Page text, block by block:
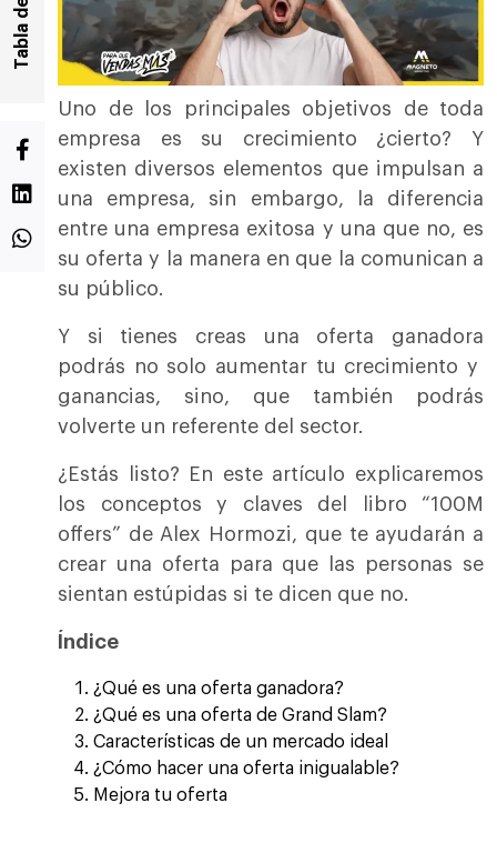
Uno de los principales objetivos de toda
empresa es su crecimiento ¿cierto? Y
existen diversos elementos que impulsan a
una empresa, sin embargo, la diferencia
entre una empresa exitosa y una que no, es
su oferta y la manera en que la comunican a
su público.
Y si tienes creas una oferta ganadora
podrás no solo aumentar tu crecimiento y
ganancias, sino, que también podrás
volverte un referente del sector.
¿Estás listo? En este artículo explicaremos
los conceptos y claves del libro “100M
offers” de Alex Hormozi, que te ayudarán a
crear una oferta para que las personas se
sientan estúpidas si te dicen que no.
Índice
¿Qué es una oferta ganadora?
¿Qué es una oferta de Grand Slam?
Características de un mercado ideal
¿Cómo hacer una oferta inigualable?
Mejora tu oferta